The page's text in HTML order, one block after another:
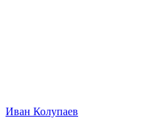
Иван Колупаев